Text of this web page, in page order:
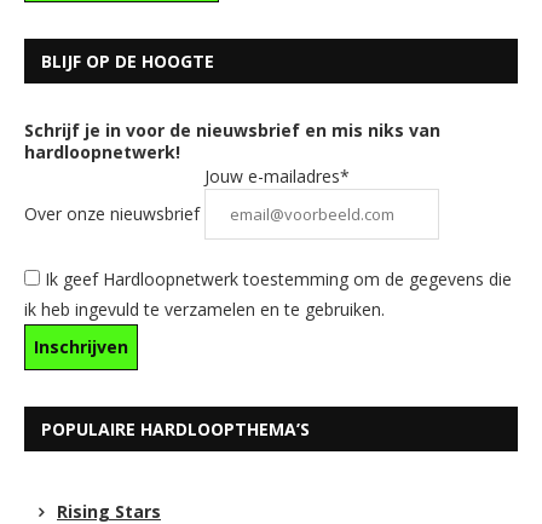
BLIJF OP DE HOOGTE
Schrijf je in voor de nieuwsbrief en mis niks van
hardloopnetwerk!
Over onze nieuwsbrief
Jouw e-mailadres*
Ik geef Hardloopnetwerk toestemming om de gegevens die
ik heb ingevuld te verzamelen en te gebruiken.
POPULAIRE HARDLOOPTHEMA’S
Rising Stars